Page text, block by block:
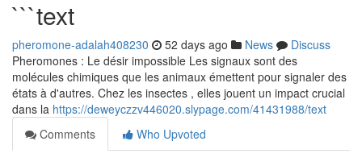
```text
pheromone-adalah408230 52 days ago News
Discuss
Pheromones : Le désir impossible Les signaux sont des
molécules chimiques que les animaux émettent pour signaler des
états à d'autres. Chez les insectes , elles jouent un impact crucial
dans la https://deweyczzv446020.slypage.com/41431988/text
Comments
Who Upvoted